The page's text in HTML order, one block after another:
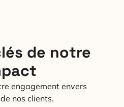
de notre
engagement envers
nos clients.